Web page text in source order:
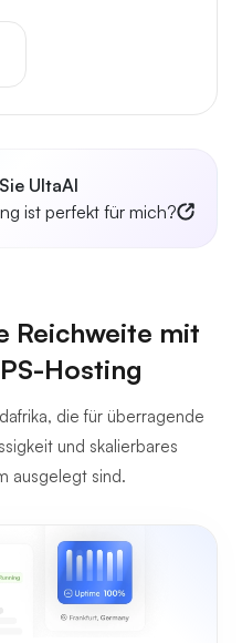
UltaAI
ist perfekt für mich?
Reichweite mit
Hosting
die für überragende
und skalierbares
ausgelegt sind.